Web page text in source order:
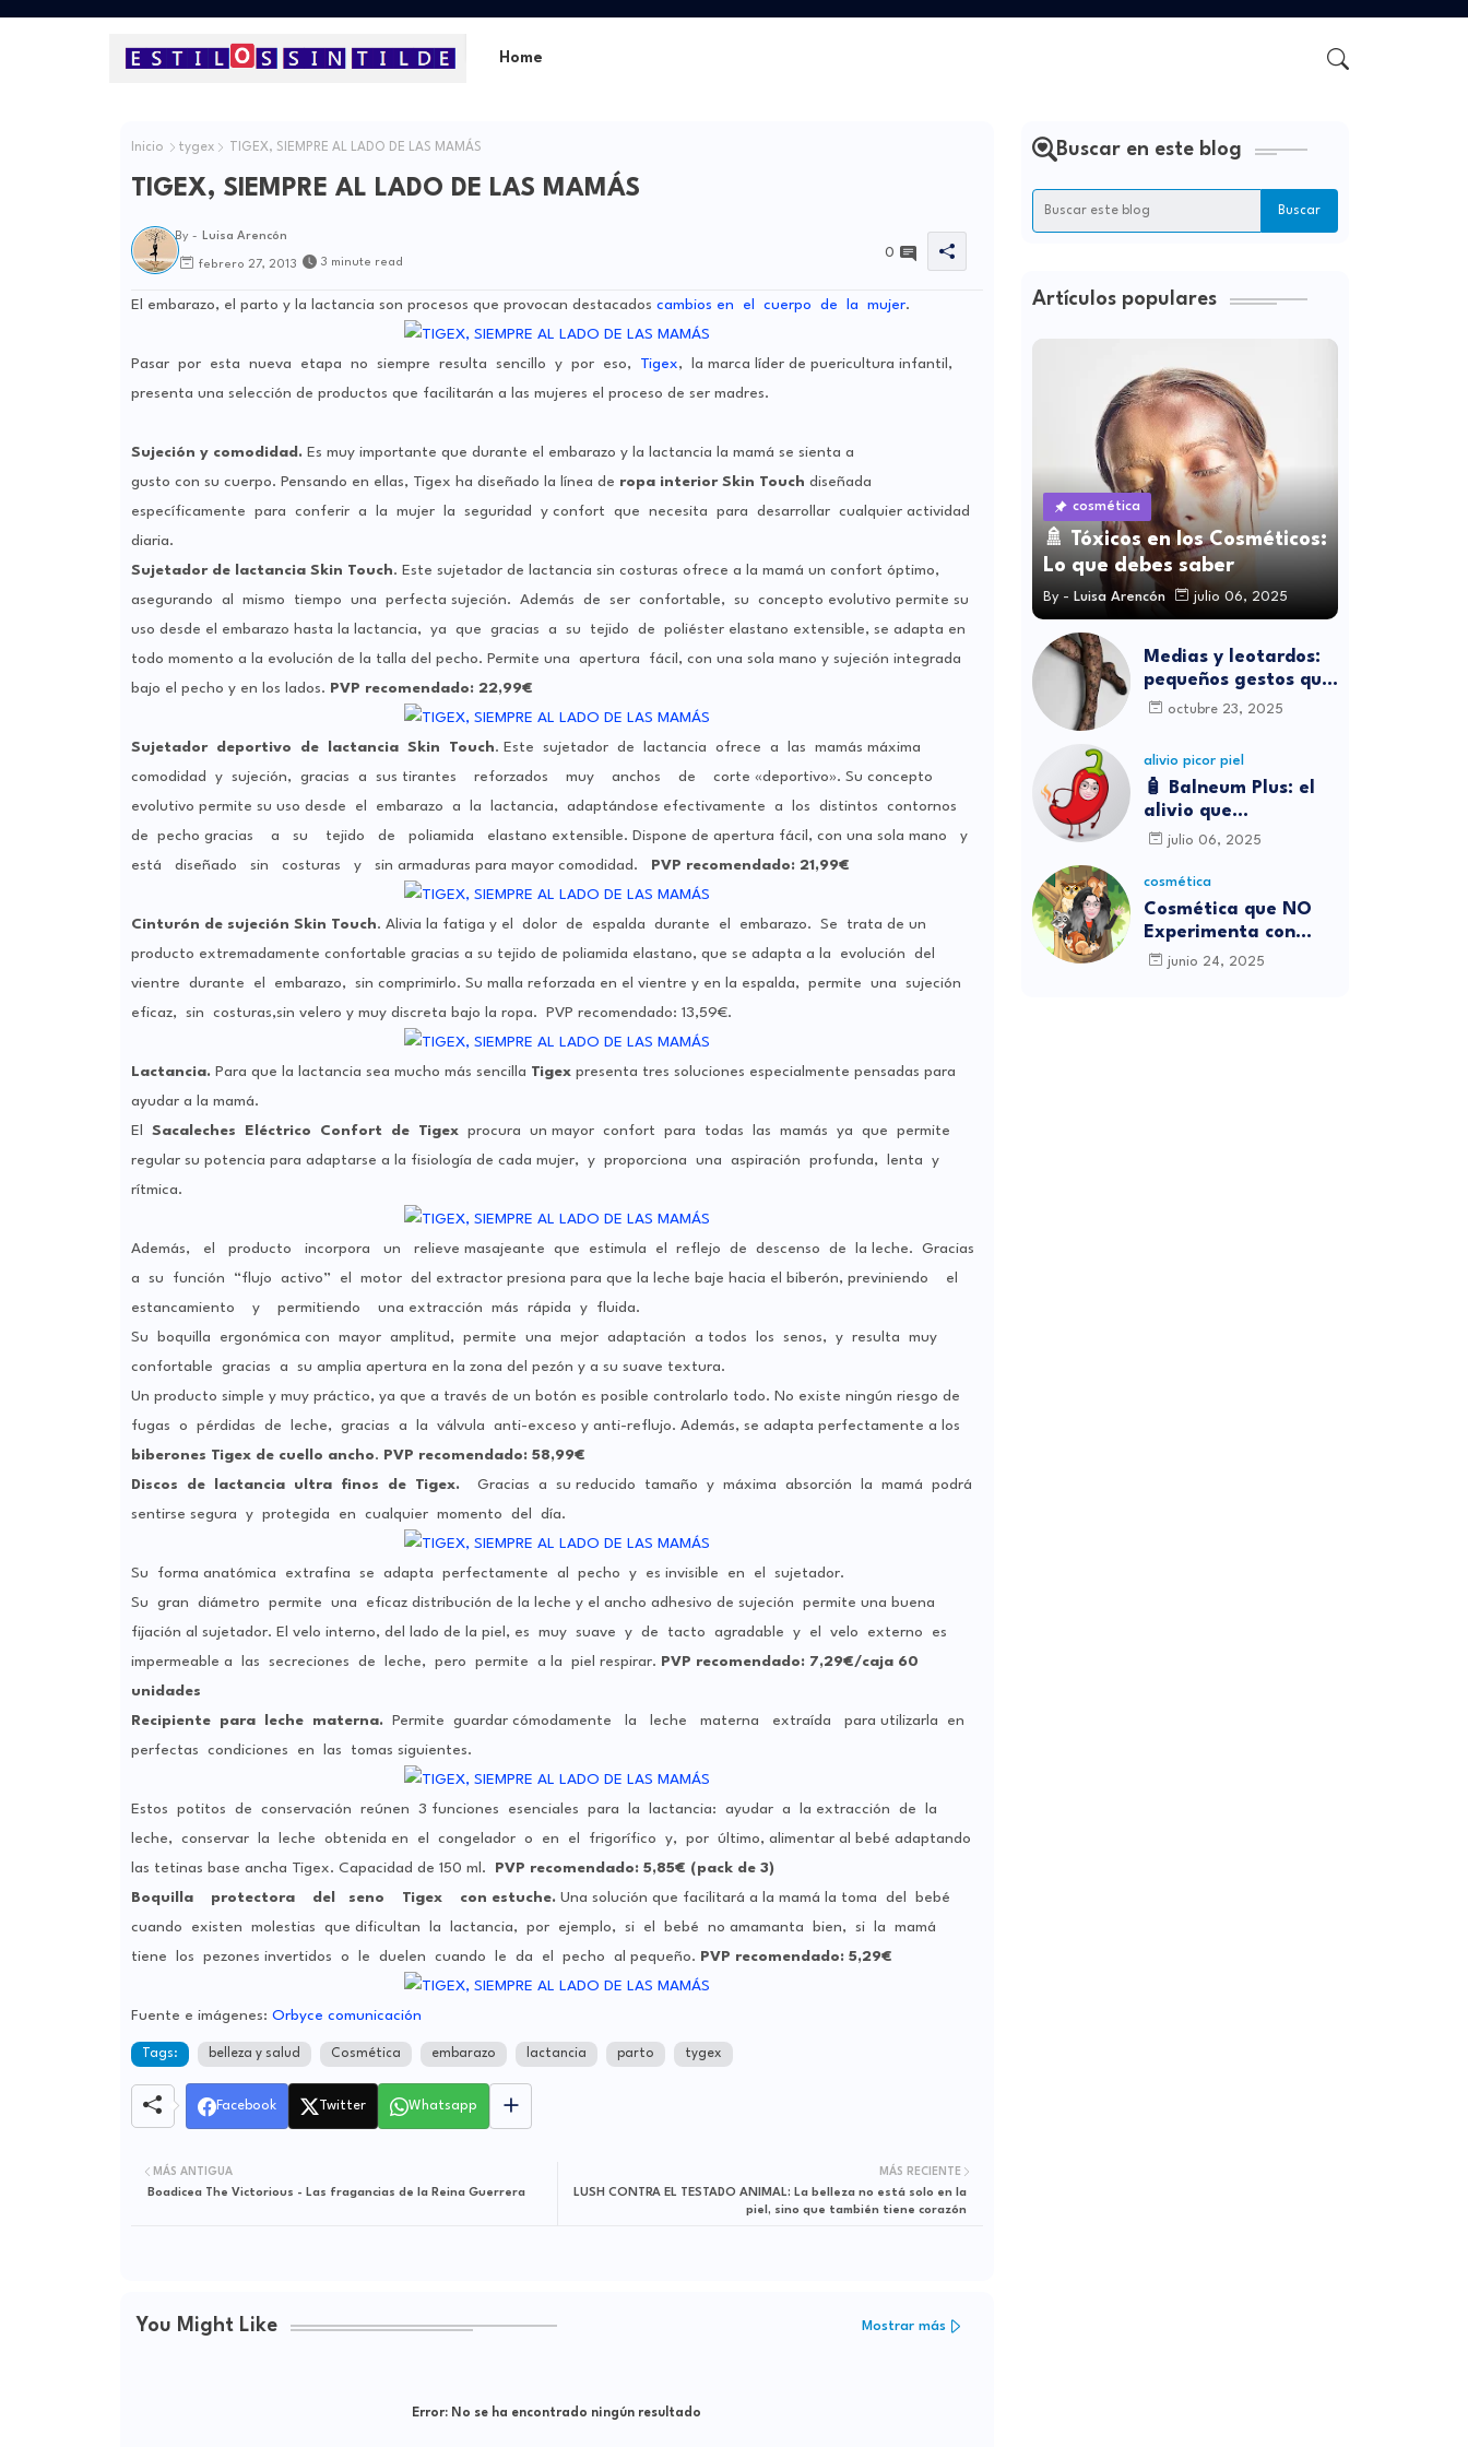
Home
Inicio tygex TIGEX, SIEMPRE AL LADO DE LAS MAMÁS
TIGEX, SIEMPRE AL LADO DE LAS MAMÁS
By - Luisa Arencón
febrero 27, 2013 3 minute read
0
El embarazo, el parto y la lactancia son procesos que provocan destacados cambios en el cuerpo de la mujer.
Pasar por esta nueva etapa no siempre resulta sencillo y por eso, Tigex, la marca líder de puericultura infantil,
presenta una selección de productos que facilitarán a las mujeres el proceso de ser madres.
Sujeción y comodidad. Es muy importante que durante el embarazo y la lactancia la mamá se sienta a
gusto con su cuerpo. Pensando en ellas, Tigex ha diseñado la línea de ropa interior Skin Touch diseñada
específicamente para conferir a la mujer la seguridad y confort que necesita para desarrollar cualquier actividad
diaria.
Sujetador de lactancia Skin Touch. Este sujetador de lactancia sin costuras ofrece a la mamá un confort óptimo,
asegurando al mismo tiempo una perfecta sujeción. Además de ser confortable, su concepto evolutivo permite su
uso desde el embarazo hasta la lactancia, ya que gracias a su tejido de poliéster elastano extensible, se adapta en
todo momento a la evolución de la talla del pecho. Permite una apertura fácil, con una sola mano y sujeción integrada
bajo el pecho y en los lados. PVP recomendado: 22,99€
Sujetador deportivo de lactancia Skin Touch. Este sujetador de lactancia ofrece a las mamás máxima
comodidad y sujeción, gracias a sus tirantes reforzados muy anchos de corte «deportivo». Su concepto
evolutivo permite su uso desde el embarazo a la lactancia, adaptándose efectivamente a los distintos contornos
de pecho gracias a su tejido de poliamida elastano extensible. Dispone de apertura fácil, con una sola mano y
está diseñado sin costuras y sin armaduras para mayor comodidad.
PVP recomendado: 21,99€
Cinturón de sujeción Skin Touch. Alivia la fatiga y el dolor de espalda durante el embarazo. Se trata de un
producto extremadamente confortable gracias a su tejido de poliamida elastano, que se adapta a la evolución del
vientre durante el embarazo, sin comprimirlo. Su malla reforzada en el vientre y en la espalda, permite una sujeción
eficaz, sin costuras,sin velero y muy discreta bajo la ropa. PVP recomendado: 13,59€.
Lactancia. Para que la lactancia sea mucho más sencilla Tigexpresenta tres soluciones especialmente pensadas para
ayudar a la mamá.
El Sacaleches Eléctrico Confort de Tigexprocura un mayor confort para todas las mamás ya que permite
regular su potencia para adaptarse a la fisiología de cada mujer, y proporciona una aspiración profunda, lenta y
rítmica.
Además, el producto incorpora un relieve masajeante que estimula el reflejo de descenso de la leche. Gracias
a su función “flujo activo” el motor del extractor presiona para que la leche baje hacia el biberón, previniendo el
estancamiento y permitiendo una extracción más rápida y fluida.
Su boquilla ergonómica con mayor amplitud, permite una mejor adaptación a todos los senos, y resulta muy
confortable gracias a su amplia apertura en la zona del pezón y a su suave textura.
Un producto simple y muy práctico, ya que a través de un botón es posible controlarlo todo. No existe ningún riesgo de
fugas o pérdidas de leche, gracias a la válvula anti-exceso y anti-reflujo. Además, se adapta perfectamente a los
biberones Tigex de cuello ancho. PVP recomendado: 58,99€
Discos de lactancia ultra finos de Tigex. Gracias a su reducido tamaño y máxima absorción la mamá podrá
sentirse segura y protegida en cualquier momento del día.
Su forma anatómica extrafina se adapta perfectamente al pecho y es invisible en el sujetador.
Su gran diámetro permite una eficaz distribución de la leche y el ancho adhesivo de sujeción permite una buena
fijación al sujetador. El velo interno, del lado de la piel, es muy suave y de tacto agradable y el velo externo es
impermeable a las secreciones de leche, pero permite a la piel respirar. PVP recomendado: 7,29€/caja 60
unidades
Recipiente para leche materna. Permite guardar cómodamente la leche materna extraída para utilizarla en
perfectas condiciones en las tomas siguientes.
Estos potitos de conservación reúnen 3 funciones esenciales para la lactancia: ayudar a la extracción de la
leche, conservar la leche obtenida en el congelador o en el frigorífico y, por último, alimentar al bebé adaptando
las tetinas base ancha Tigex. Capacidad de 150 ml.
PVP recomendado: 5,85€ (pack de 3)
Boquilla protectora del seno Tigex con estuche. Una solución que facilitará a la mamá la toma del bebé
cuando existen molestias que dificultan la lactancia, por ejemplo, si el bebé no amamanta bien, si la mamá
tiene los pezones invertidos o le duelen cuando le da el pecho al pequeño. PVP recomendado: 5,29€
Fuente e imágenes: Orbyce comunicación
Tags: belleza y salud Cosmética embarazo lactancia parto tygex
Facebook Twitter Whatsapp
MÁS RECIENTE
LUSH CONTRA EL TESTADO ANIMAL‏: La belleza no está solo en la
piel, sino que también tiene corazón
MÁS ANTIGUA
Boadicea The Victorious - Las fragancias de la Reina Guerrera
You Might Like Mostrar más
Error: No se ha encontrado ningún resultado
Buscar en este blog
Artículos populares
cosmética
🚿 Tóxicos en los Cosméticos:
Lo que debes saber
By - Luisa Arencón julio 06, 2025
Medias y leotardos:
pequeños gestos que
transforman cómo
octubre 23, 2025
alivio picor piel
🧴 Balneum Plus: el
alivio que
necesitábamos para
julio 06, 2025
cosmética
Cosmética que NO
Experimenta con
Animales
junio 24, 2025